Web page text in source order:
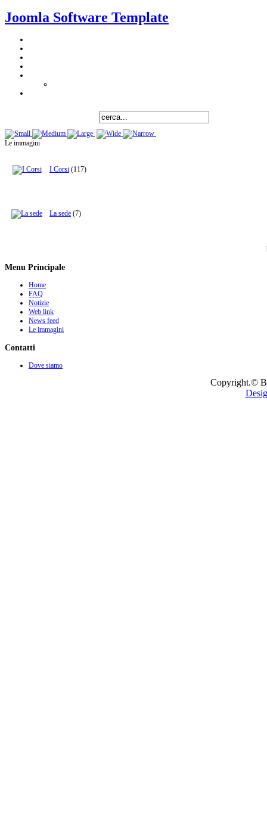
Joomla Software Template
Le immagini
I Corsi (117)
La sede (7)
Menu Principale
Home
FAQ
Notizie
Web link
News feed
Le immagini
Contatti
Dove siamo
Copyright.©